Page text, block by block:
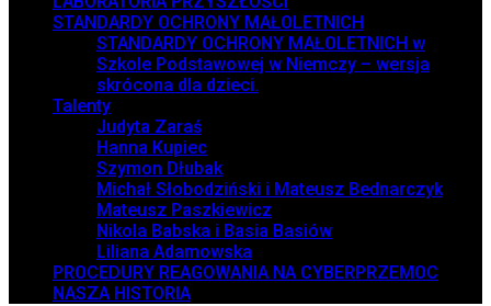
STANDARDY OCHRONY MAŁOLETNICH
STANDARDY OCHRONY MAŁOLETNICH w
Szkole Podstawowej w Niemczy – wersja
skrócona dla dzieci.
Talenty
Judyta Zaraś
Hanna Kupiec
Szymon Dłubak
Michał Słobodziński i Mateusz Bednarczyk
Mateusz Paszkiewicz
Nikola Babska i Basia Basiów
Liliana Adamowska
PROCEDURY REAGOWANIA NA CYBERPRZEMOC
NASZA HISTORIA